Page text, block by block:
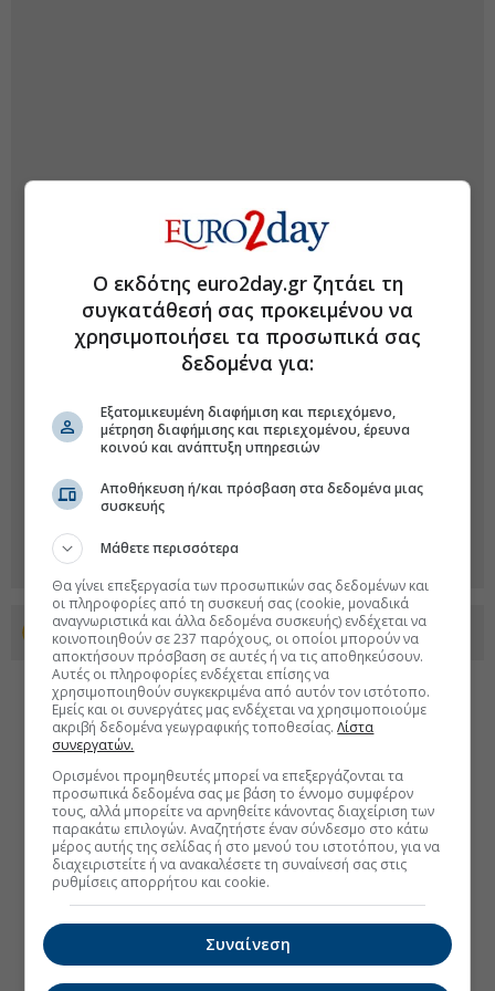
Προσθέστε το euro2day.gr στο Discover
Ο εκδότης euro2day.gr ζητάει τη
συγκατάθεσή σας προκειμένου να
χρησιμοποιήσει τα προσωπικά σας
δεδομένα για:
Εξατομικευμένη διαφήμιση και περιεχόμενο,
μέτρηση διαφήμισης και περιεχομένου, έρευνα
κοινού και ανάπτυξη υπηρεσιών
Αποθήκευση ή/και πρόσβαση στα δεδομένα μιας
συσκευής
Μάθετε περισσότερα
Θα γίνει επεξεργασία των προσωπικών σας δεδομένων και
οι πληροφορίες από τη συσκευή σας (cookie, μοναδικά
αναγνωριστικά και άλλα δεδομένα συσκευής) ενδέχεται να
κοινοποιηθούν σε 237 παρόχους, οι οποίοι μπορούν να
αποκτήσουν πρόσβαση σε αυτές ή να τις αποθηκεύσουν.
Αυτές οι πληροφορίες ενδέχεται επίσης να
χρησιμοποιηθούν συγκεκριμένα από αυτόν τον ιστότοπο.
Εμείς και οι συνεργάτες μας ενδέχεται να χρησιμοποιούμε
ακριβή δεδομένα γεωγραφικής τοποθεσίας.Λίστα
συνεργατών.
Ορισμένοι προμηθευτές μπορεί να επεξεργάζονται τα
προσωπικά δεδομένα σας με βάση το έννομο συμφέρον
τους, αλλά μπορείτε να αρνηθείτε κάνοντας διαχείριση των
παρακάτω επιλογών. Αναζητήστε έναν σύνδεσμο στο κάτω
μέρος αυτής της σελίδας ή στο μενού του ιστοτόπου, για να
διαχειριστείτε ή να ανακαλέσετε τη συναίνεσή σας στις
ρυθμίσεις απορρήτου και cookie.
Συναίνεση